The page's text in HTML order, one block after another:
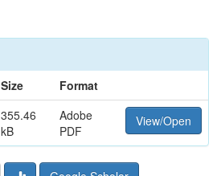
Size
Format
355.46
kB
Adobe
PDF
View/Open